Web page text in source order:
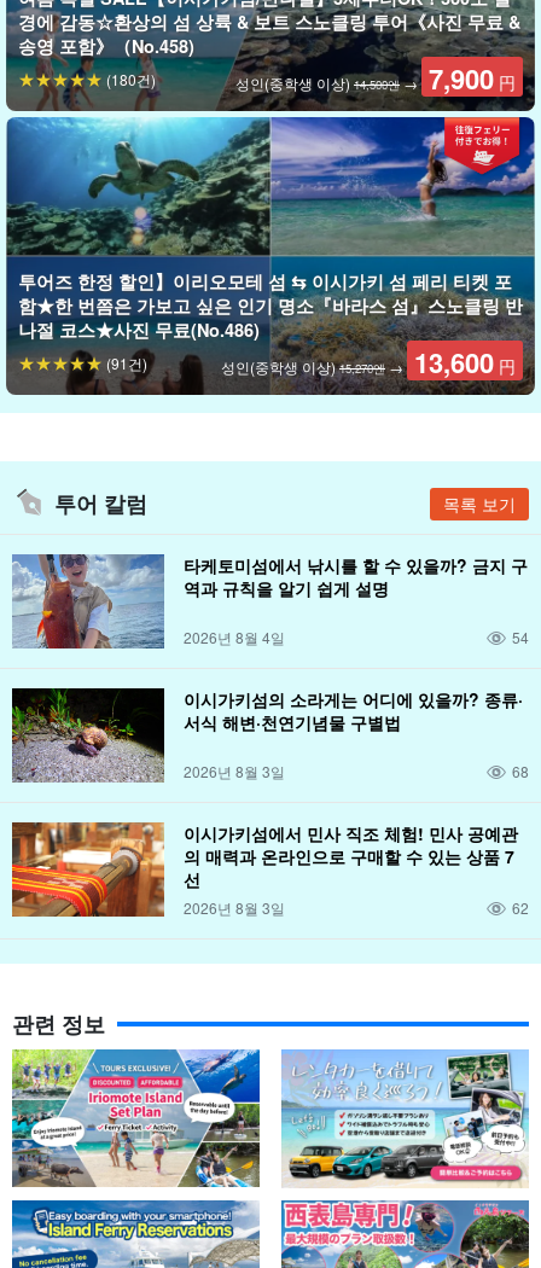
베테랑 가이드가 안내합니다
담당 가이드는 야에야마 가이드 경력15년,PADI/BSAC의2단체로 다
이빙 강사 취득, 현재 스노쿨링 강사를 양성하고 인증할 수 있는 몇
안 되는 BSAC 강사 트레이너.
가이드 실적2021년 현재까지5000010명 이상의 스노클링 강습을
실시하여 초보자도 부담 없이 즐길 수 있도록 노력하고 있습니다.
경에 감동☆환상의 섬 상륙 & 보트 스노클링 투어《사진 무료 &
송영 포함》（No.458)
성인(중학생 이상) 14,500엔→ 7,900 円
(180건)
투어즈 한정 할인】이리오모테 섬 ⇆ 이시가키 섬 페리 티켓 포
함★한 번쯤은 가보고 싶은 인기 명소『바라스 섬』스노클링 반
나절 코스★사진 무료(No.486)
성인(중학생 이상)15,270엔→ 13,600 円
(91건)
투어 칼럼 목록 보기
타케토미섬에서 낚시를 할 수 있을까? 금지 구
역과 규칙을 알기 쉽게 설명
2026년 8월 4일 54
이시가키섬의 소라게는 어디에 있을까? 종류·
서식 해변·천연기념물 구별법
2026년 8월 3일 68
이시가키섬에서 민사 직조 체험! 민사 공예관
의 매력과 온라인으로 구매할 수 있는 상품 7
선
2026년 8월 3일 62
관련 정보